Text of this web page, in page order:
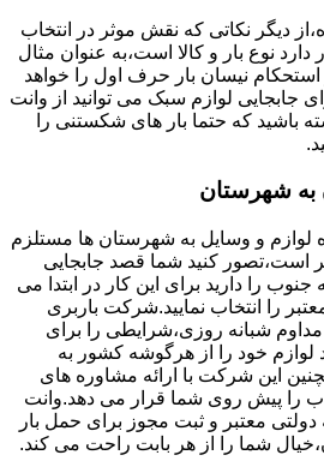
دیگر نکاتی که نقش موثر در انتخاب
دارد نوع بار و کالا است،به عنوان مثال
استحکام نیسان بار حرف اول را خواهد
جابجایی لوازم سبک می توانید از وانت
باشید که حتما بار های شکستنی را
به شهرستان
و وسایل به شهرستان ها مستلزم
است،تصور کنید شما قصد جابجایی
را دارید برای این کار در ابتدا می
را انتخاب نمایید.شرکت باربری
شبانه روزی،شرایطی را برای
لوازم خود را از هرگوشه کشور به
این شرکت با ارائه مشاوره های
را پیش روی شما قرار می دهد.وانت
دولتی معتبر و ثبت مجوز برای حمل بار
شما را از هر بابت راحت می کند.